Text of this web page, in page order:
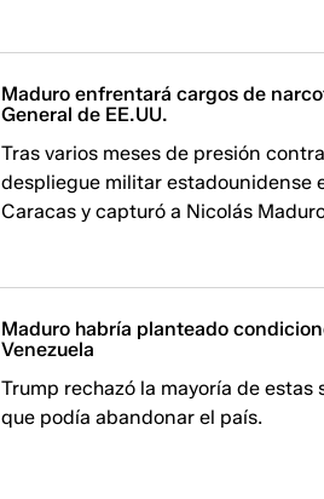
Maduro enfrentará cargos de
General de EE.UU.
Tras varios meses de presión
despliegue militar estadounidense
Caracas y capturó a Nicolás
Maduro habría planteado
Venezuela
Trump rechazó la mayoría de
que podía abandonar el país.